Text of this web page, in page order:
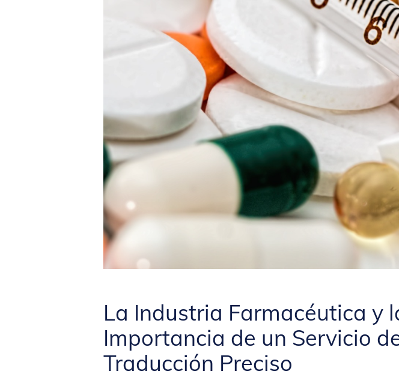
La Industria Farmacéutica y
Importancia de un Servicio
Traducción Preciso